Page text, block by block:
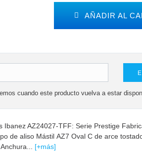
AÑADIR AL
cuando este producto vuelva a estar
Ibanez AZ24027-TFF: Serie Prestige
de aliso Mástil AZ7 Oval C de arce
[+más]